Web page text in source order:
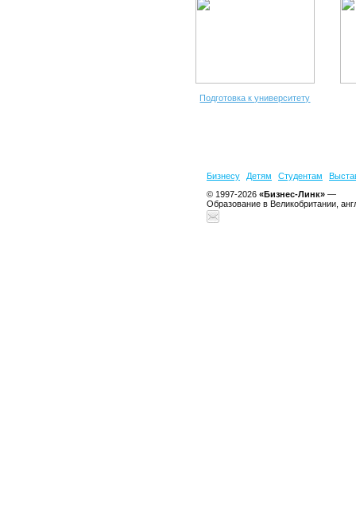
Подготовка к университету
Бизнесу Детям Студентам
© 1997-2026 «Бизнес-Линк» —
Образование в Великобритании,